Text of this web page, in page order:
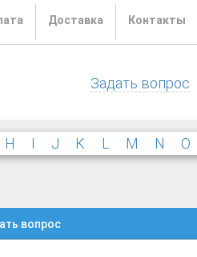
Доставка Контакты
Задать вопрос
H I J K L M N
вопрос